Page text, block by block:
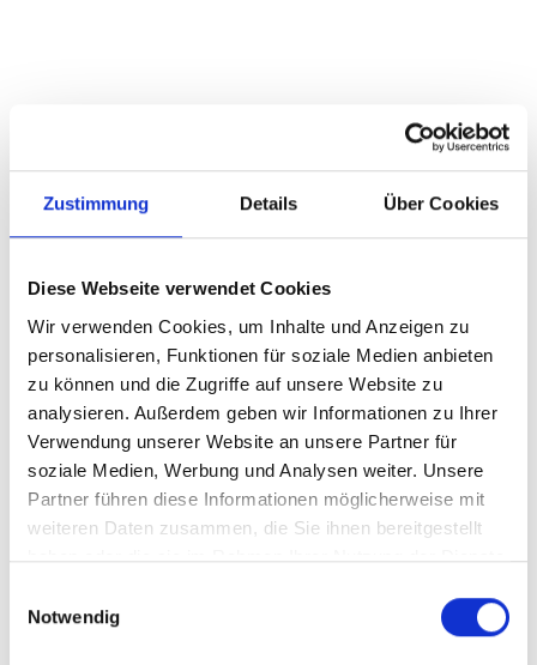
Zustimmung Details Über Cookies
Diese Webseite verwendet Cookies
Wir verwenden Cookies, um Inhalte und Anzeigen zu
personalisieren, Funktionen für soziale Medien anbieten
zu können und die Zugriffe auf unsere Website zu
analysieren. Außerdem geben wir Informationen zu Ihrer
Verwendung unserer Website an unsere Partner für
soziale Medien, Werbung und Analysen weiter. Unsere
Partner führen diese Informationen möglicherweise mit
weiteren Daten zusammen, die Sie ihnen bereitgestellt
haben oder die sie im Rahmen Ihrer Nutzung der Dienste
Notwendig
Einführungskurs
13./14.3.2025 LWL
akamentis, Dortmund, Stimmenhören verstehen:
Einführungskurs
27./28.3.2025 Wannseeakademie Berlin,
Stimmenhören verstehen: Einführungskurs
4./5.4.2025 DGSP Hannover, Stimmenhören
22./23.5.2025 Vitos-Akademie, Giessen,